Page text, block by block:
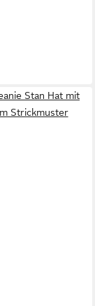
Stan Hat mit
Strickmuster